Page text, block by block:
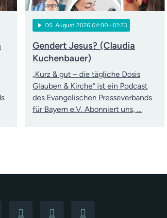
play_arrow 05 . August 2026 04:00 · 01:23
Gendert Jesus? (Claudia
Kuchenbauer)
„Kurz & gut – die tägliche Dosis
Glauben & Kirche“ ist ein Podcast
des Evangelischen Presseverbands
für Bayern e.V. Abonniert uns, …